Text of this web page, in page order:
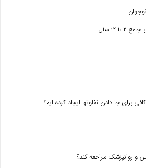
تا ۱۲ سال
برای جا دادن تفاوتها ایجاد کرده ایم؟
و روانپزشک مراجعه کند؟